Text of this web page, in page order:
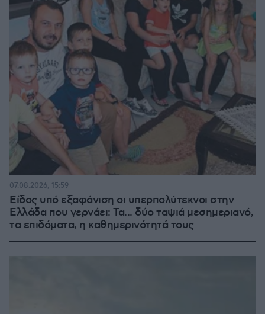
Είδος υπό εξαφάνιση οι υπερπολύτεκνοι στην
Ελλάδα που γερνάει: Τα... δύο ταψιά μεσημεριανό,
τα επιδόματα, η καθημερινότητά τους
07.08.2026, 15:59